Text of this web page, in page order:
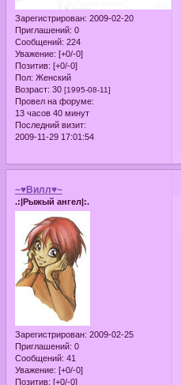
Зарегистрирован: 2009-02-20
Приглашений: 0
Сообщений: 224
Уважение: [+0/-0]
Позитив: [+0/-0]
Пол: Женский
Возраст: 30 [1995-08-11]
Провел на форуме:
13 часов 40 минут
Последний визит:
2009-11-29 17:01:54
~♥Вилл♥~
.:|Рыжый ангел|:.
Зарегистрирован: 2009-02-25
Приглашений: 0
Сообщений: 41
Уважение: [+0/-0]
Позитив: [+0/-0]